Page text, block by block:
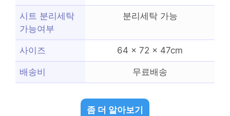
시트 분리세탁
가능여부
분리세탁 가능
사이즈 64 x 72 x 47cm
배송비 무료배송
좀 더 알아보기